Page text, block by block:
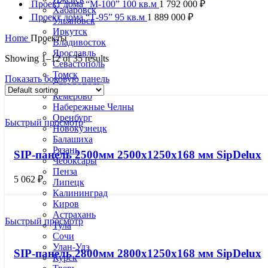
Хабаровск
Ульяновск
Иркутск
Владивосток
Ярославль
Севастополь
Томск
Ставрополь
Кемерово
Набережные Челны
Оренбург
Новокузнецк
Балашиха
Рязань
Чебоксары
Пенза
Липецк
Калининград
Киров
Астрахань
Тула
Сочи
Улан-Удэ
Курск
Проект дома “М-100” 100 кв.м 1 792 000 ₽
Проект дома “Т-95” 95 кв.м 1 889 000 ₽
Home Проекты
Showing 1–12 of 35 results
Показать боковую панель
Быстрый просмотр
SIP-панель 2500мм 2500x1250x168 мм SipDelux
5 062 ₽
Быстрый просмотр
SIP-панель 2800мм 2800x1250x168 мм SipDelux